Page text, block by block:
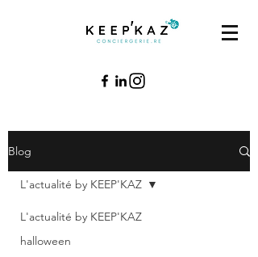
Blog
L'actualité by KEEP'KAZ
halloween
L'actualité by KEEP'KAZ